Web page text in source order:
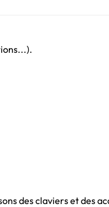
des claviers et des